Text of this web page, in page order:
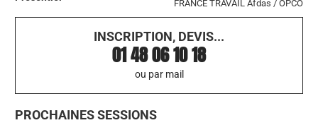
FRANCE TRAVAIL Afdas / OPCO
INSCRIPTION, DEVIS...
01 48 06 10 18
ou par mail
PROCHAINES SESSIONS